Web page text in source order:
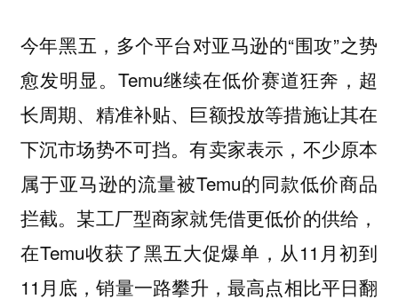
今年黑五，多个平台对亚马逊的“围攻”之势
愈发明显。Temu继续在低价赛道狂奔，超
长周期、精准补贴、巨额投放等措施让其在
下沉市场势不可挡。有卖家表示，不少原本
属于亚马逊的流量被Temu的同款低价商品
拦截。某工厂型商家就凭借更低价的供给，
在Temu收获了黑五大促爆单，从11月初到
11月底，销量一路攀升，最高点相比平日翻